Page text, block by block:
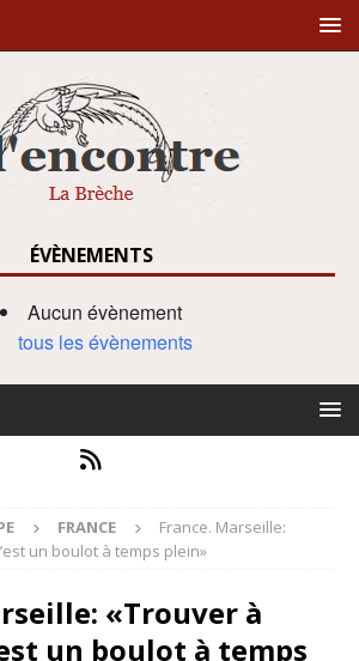
ÉVÈNEMENTS
Aucun évènement
tous les évènements
FRANCE
France. Marseille:
un boulot à temps plein»
«Trouver à
un boulot à temps